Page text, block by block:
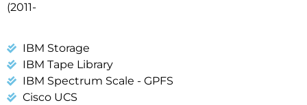
(2011-
IBM Storage
IBM Tape Library
IBM Spectrum Scale - GPFS
Cisco UCS